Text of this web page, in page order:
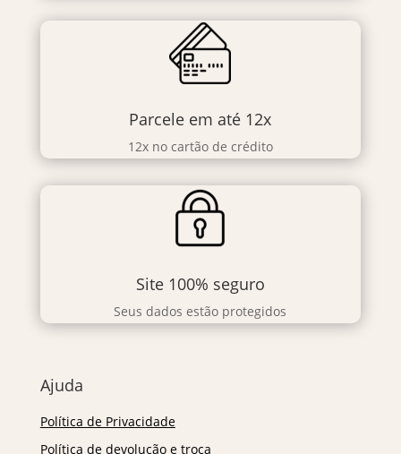
Parcele em até 12x
12x no cartão de crédito
Site 100% seguro
Seus dados estão protegidos
Ajuda
Política de Privacidade
Política de devolução e troca